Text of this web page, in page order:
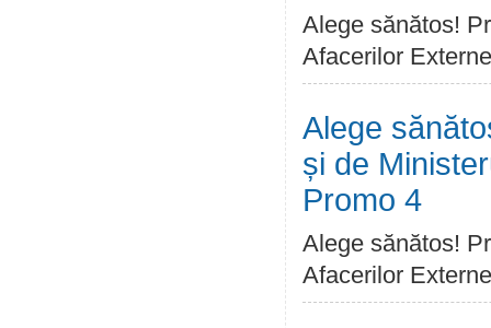
Alege sănătos!
Afacerilor
Alege
și de
Promo 4
Alege sănătos!
Afacerilor